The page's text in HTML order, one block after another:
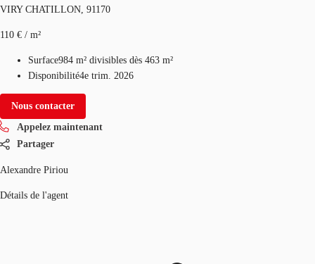
VIRY CHATILLON, 91170
110 € / m²
Surface984 m² divisibles dès 463 m²
Disponibilité4e trim. 2026
Nous contacter
Appelez maintenant
Partager
Alexandre Piriou
Détails de l'agent